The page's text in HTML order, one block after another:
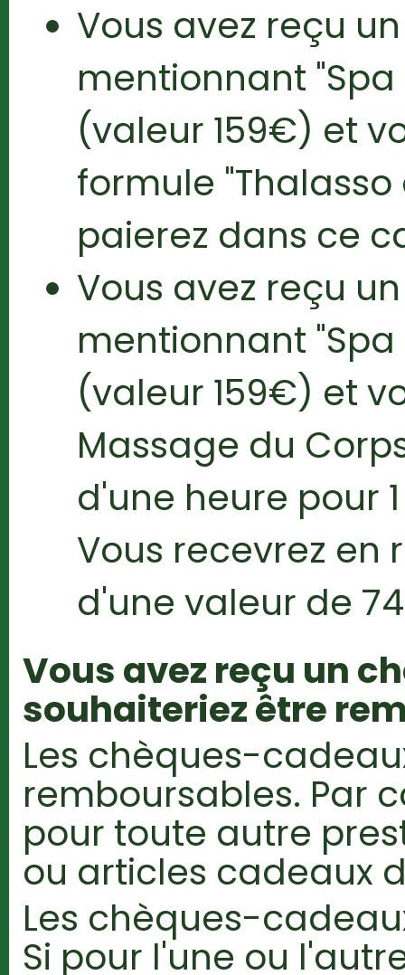
Vous avez reçu
mentionnant "Spa
(valeur 159€) et
formule
paierez dans ce
Vous avez reçu
mentionnant "Spa
(valeur 159€) et
Massage du
d'une heure pour
Vous recevrez
d'une valeur de
Vous avez reçu un
souhaiteriez être
Les chèques-
remboursables. Par
pour toute autre
ou articles cadeaux
Les chèques-
Si pour l'une ou